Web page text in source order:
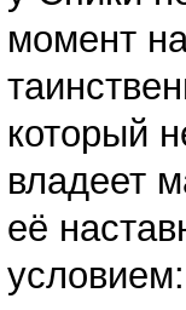
момент
который
владеет
её